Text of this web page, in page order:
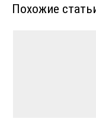
записям
Похожие